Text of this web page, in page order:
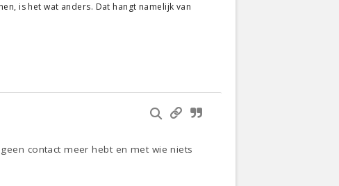
is het wat anders. Dat hangt namelijk van
contact meer hebt en met wie niets